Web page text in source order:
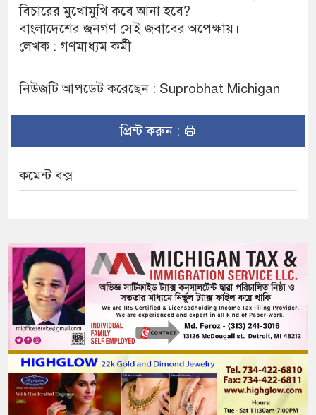
বিচারের মুখোমুখি কবে আনা হবে?
বাংলাদেশের জনগণ সেই জবাবের অপেক্ষায়।
লেখক : গণমাধ্যম কর্মী
নিউজটি আপডেট করেছেন : Suprobhat Michigan
প্রিন্ট করুন :
কমেন্ট বক্স